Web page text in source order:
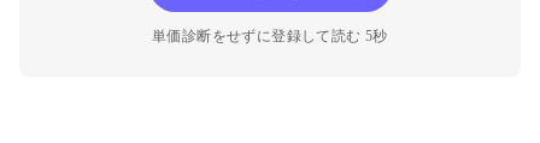
単価診断をせずに登録して読む 5秒